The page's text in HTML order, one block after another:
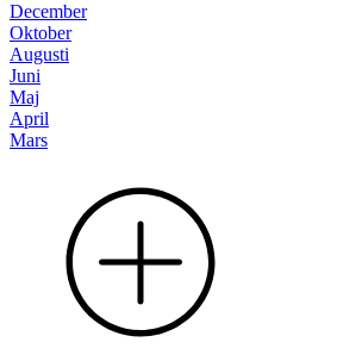
December
Oktober
Augusti
Juni
Maj
April
Mars